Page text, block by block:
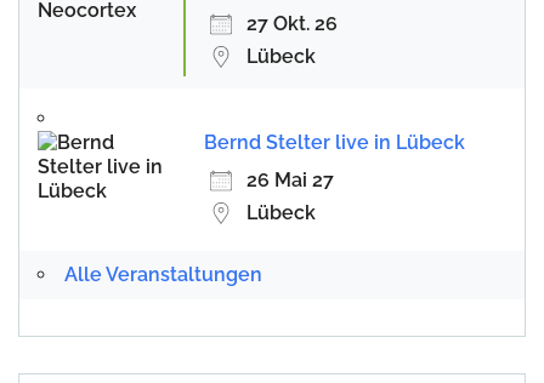
27 Okt. 26
Lübeck
Bernd Stelter live in Lübeck
26 Mai 27
Lübeck
Alle Veranstaltungen